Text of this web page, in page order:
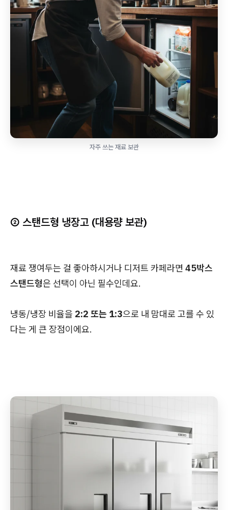
자주 쓰는 재료 보관
② 스탠드형 냉장고 (대용량 보관)
재료 쟁여두는 걸 좋아하시거나 디저트 카페라면 45박스
스탠드형은 선택이 아닌 필수인데요.
냉동/냉장 비율을 2:2 또는 1:3으로 내 맘대로 고를 수 있
다는 게 큰 장점이에요.